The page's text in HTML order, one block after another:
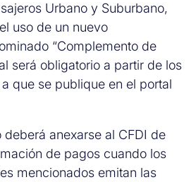
Urbano y Suburbano,
uso de un nuevo
“Complemento de
será obligatorio a partir de los
que se publique en el portal
anexarse al CFDI de
de pagos cuando los
mencionados emitan las